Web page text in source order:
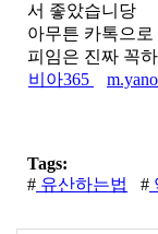
서 좋았습니당
아무튼 카톡으
피임은 진짜 꼭
비아365
Tags:
# 유산하는법 #